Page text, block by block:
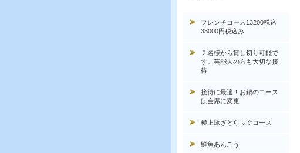
フレンチコース13200税込
33000円税込み
２名様から貸し切り可能で
す。芸能人の方も大切な接
待
接待に最適！お鍋のコース
は会席に変更
極上泳ぎとらふぐコース
鮮魚あんこう